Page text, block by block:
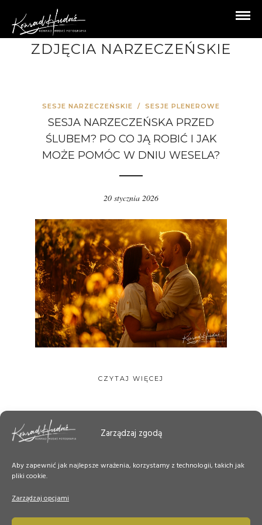
Zarządzaj zgodą
Aby zapewnić jak najlepsze wrażenia, korzystamy z technologii, takich jak
pliki cookie.
Zarządzaj opcjami
ZDJĘCIA NARZECZEŃSKIE
SESJE NARZECZEŃSKIE / SESJE PLENEROWE
SESJA NARZECZEŃSKA PRZED
ŚLUBEM? PO CO JĄ ROBIĆ I JAK
MOŻE POMÓC W DNIU WESELA?
20 stycznia 2026
CZYTAJ WIĘCEJ